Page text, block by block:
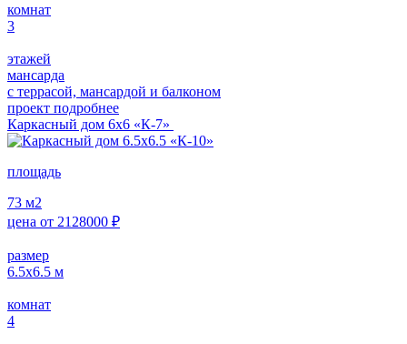
комнат
3
этажей
мансарда
с террасой, мансардой и балконом
проект подробнее
Каркасный дом 6х6 «К-7»
площадь
73 м2
цена от 2128000 ₽
размер
6.5х6.5 м
комнат
4